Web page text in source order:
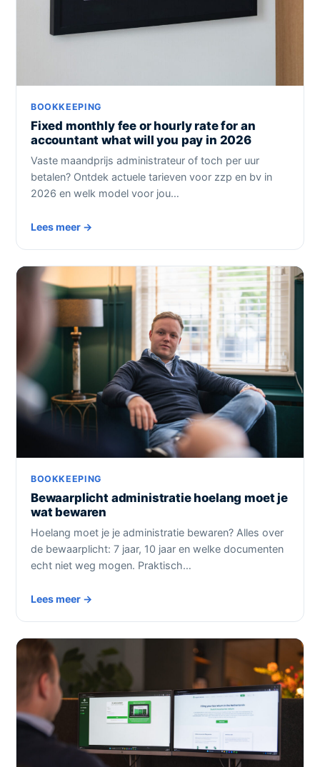
BOOKKEEPING
Fixed monthly fee or hourly rate for an
accountant what will you pay in 2026
Vaste maandprijs administrateur of toch per uur
betalen? Ontdek actuele tarieven voor zzp en bv in
2026 en welk model voor jou…
Lees meer →
BOOKKEEPING
Bewaarplicht administratie hoelang moet je
wat bewaren
Hoelang moet je je administratie bewaren? Alles over
de bewaarplicht: 7 jaar, 10 jaar en welke documenten
echt niet weg mogen. Praktisch…
Lees meer →